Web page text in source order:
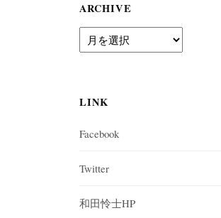
ARCHIVE
r
i
e
LINK
Facebook
Twitter
和田怜士HP